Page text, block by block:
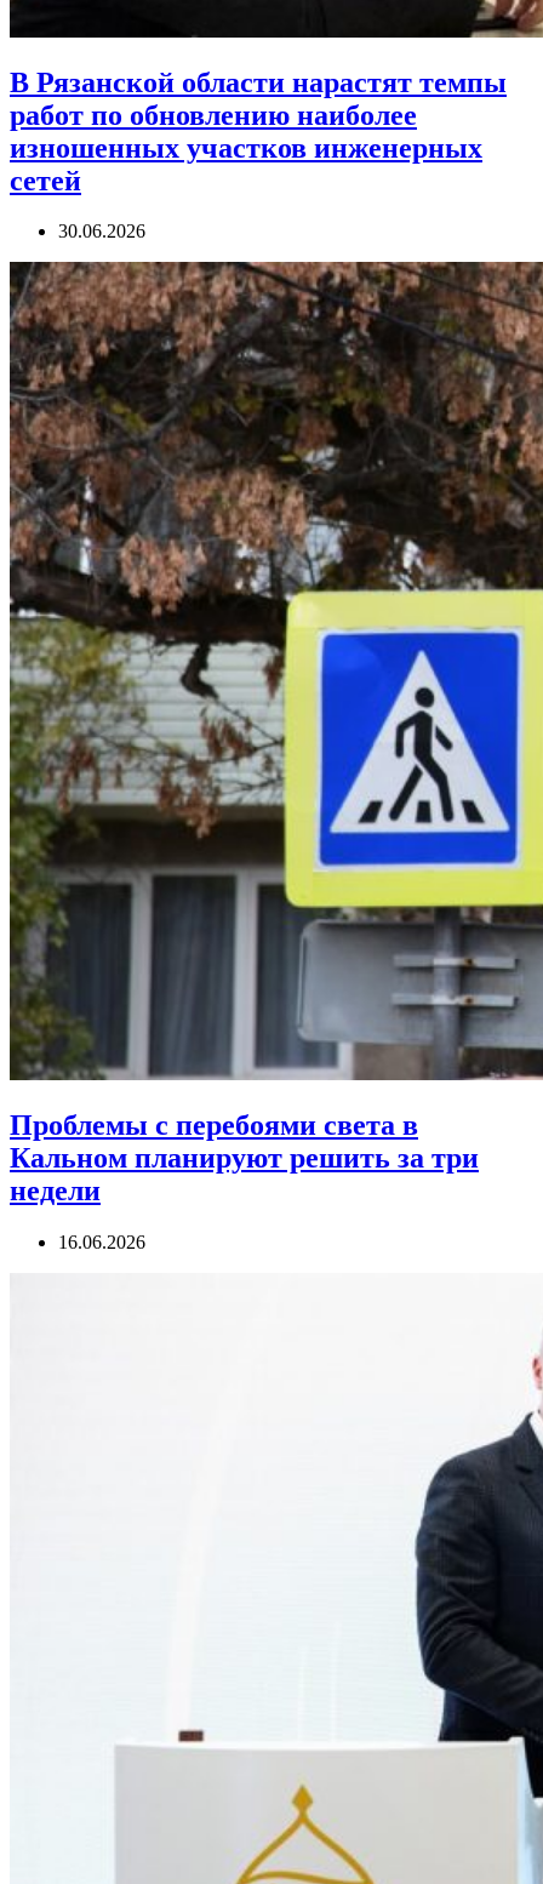
В Рязанской области нарастят темпы
работ по обновлению наиболее
изношенных участков инженерных
сетей
30.06.2026
Проблемы с перебоями света в
Кальном планируют решить за три
недели
16.06.2026